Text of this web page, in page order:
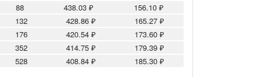
88
438.03 ₽
156.10 ₽
132
428.86 ₽
165.27 ₽
176
420.54 ₽
173.60 ₽
352
414.75 ₽
179.39 ₽
528
408.84 ₽ 185.30 ₽